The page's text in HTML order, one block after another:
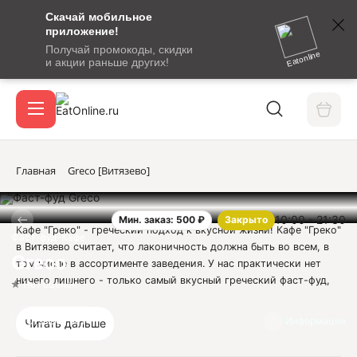
Скачай мобильное
приложение!
Получай промокоды, скидки
и акции раньше других!
Eatonline
сообщение
кодом
подтверждения
Вход / регистрация
Акции
Главная Greco [Витязево]
Мин. заказ: 500 ₽ Закрыто 10:00 - 21:30
Фаст-фуд-Кафе
Greco
Нет оценок
Отзывов нет
Кафе "Греко" - греческий подход к вкусной жизни! Кафе "Греко"
в Витязево считает, что лаконичность должна быть во всем, в
том числе в ассортименте заведения. У нас практически нет
ничего лишнего - только самый вкусный греческий фаст-фуд,
Традиционные гирос и шаурма в меню кафе "Греко"
Читать дальше